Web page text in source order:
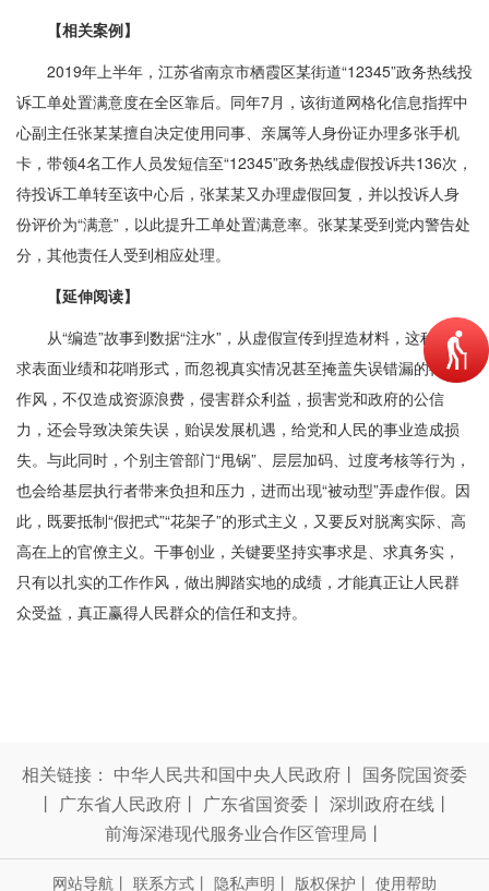
【相关案例】
2019年上半年，江苏省南京市栖霞区某街道“12345”政务热线投
诉工单处置满意度在全区靠后。同年7月，该街道网格化信息指挥中
心副主任张某某擅自决定使用同事、亲属等人身份证办理多张手机
卡，带领4名工作人员发短信至“12345”政务热线虚假投诉共136次，
待投诉工单转至该中心后，张某某又办理虚假回复，并以投诉人身
份评价为“满意”，以此提升工单处置满意率。张某某受到党内警告处
分，其他责任人受到相应处理。
【延伸阅读】
从“编造”故事到数据“注水”，从虚假宣传到捏造材料，这种只追
求表面业绩和花哨形式，而忽视真实情况甚至掩盖失误错漏的行为
作风，不仅造成资源浪费，侵害群众利益，损害党和政府的公信
力，还会导致决策失误，贻误发展机遇，给党和人民的事业造成损
失。与此同时，个别主管部门“甩锅”、层层加码、过度考核等行为，
也会给基层执行者带来负担和压力，进而出现“被动型”弄虚作假。因
此，既要抵制“假把式”“花架子”的形式主义，又要反对脱离实际、高
高在上的官僚主义。干事创业，关键要坚持实事求是、求真务实，
只有以扎实的工作作风，做出脚踏实地的成绩，才能真正让人民群
众受益，真正赢得人民群众的信任和支持。
相关链接： 中华人民共和国中央人民政府 丨 国务院国资委
丨 广东省人民政府 丨 广东省国资委 丨 深圳政府在线 丨
前海深港现代服务业合作区管理局 丨
网站导航 丨 联系方式 丨 隐私声明 丨 版权保护 丨 使用帮助